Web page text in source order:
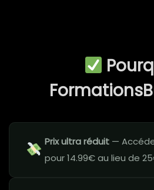
Prix ultra réduit —
pour 14.99€ au lieu de